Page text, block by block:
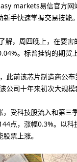
markets易信官方网
手快速掌握交易技能‌。
解，周四晚上，在要
。标普挂钩的期货
此前该芯片制造商公
公司十年来初次大规
受科技股流入和第
点，涨幅0.3%。以
票上涨。
10美元 200倍